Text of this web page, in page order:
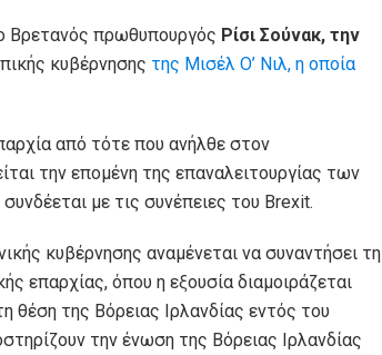
Βρετανός πρωθυπουργός Ρίσι Σούνακ, την
κυβέρνησης της Μισέλ Ο’ Νιλ, η οποία
από τότε που ανήλθε στον
την επομένη της επαναλειτουργίας των
με τις συνέπειες του Brexit.
κυβέρνησης αναμένεται να συναντήσει τη
επαρχίας, όπου η εξουσία διαμοιράζεται
θέση της Βόρειας Ιρλανδίας εντός του
την ένωση της Βόρειας Ιρλανδίας